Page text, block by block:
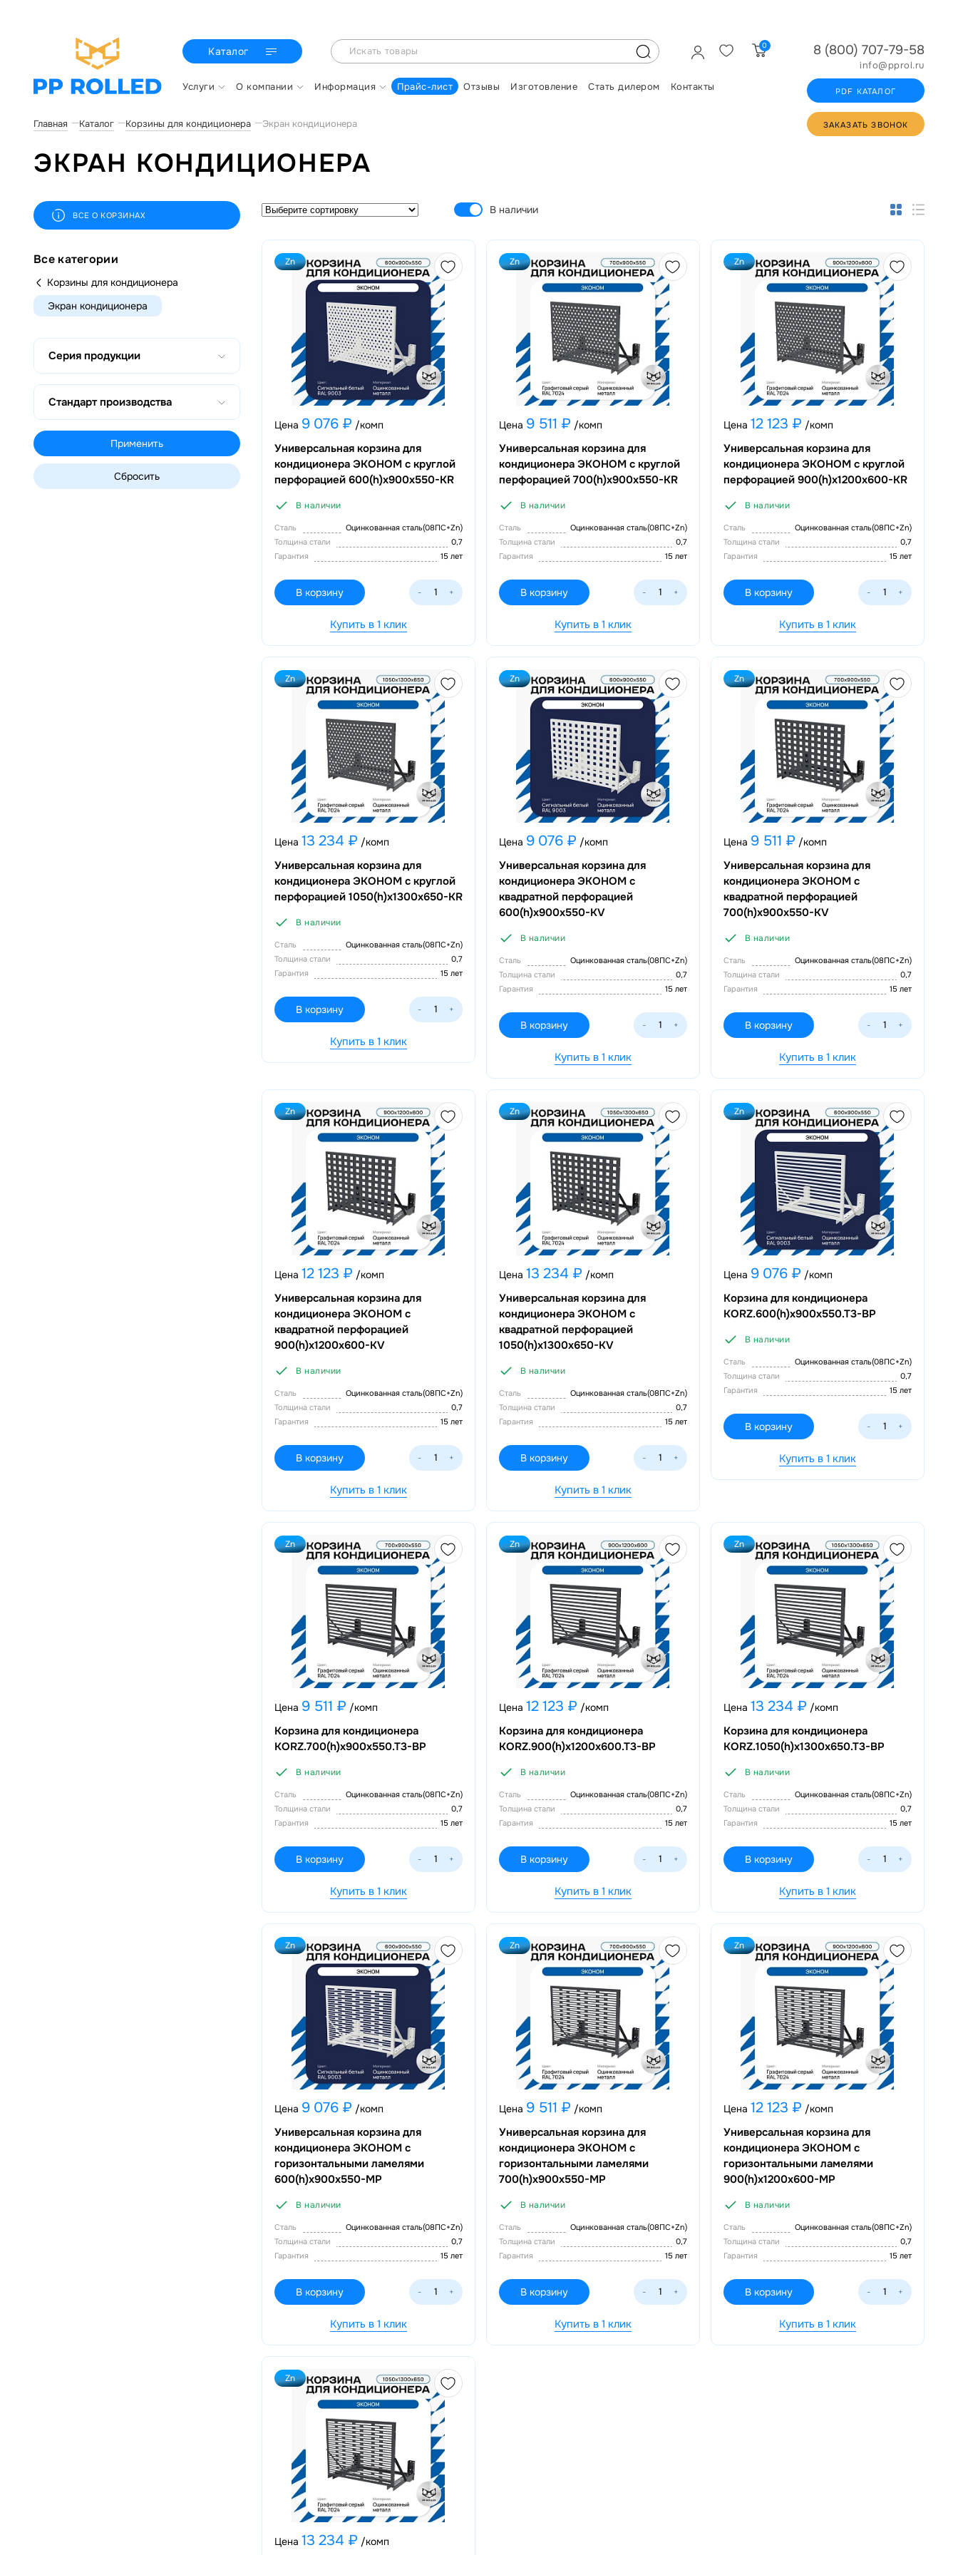
Каталог 0
Услуги О компании Информация Прайс-лист Отзывы Изготовление Стать дилером Контакты
8 (800) 707-79-58
info@pprol.ru
PDF КАТАЛОГ
Главная Каталог Корзины для кондиционера Экран кондиционера ЗАКАЗАТЬ ЗВОНОК
ЭКРАН КОНДИЦИОНЕРА
ВСЕ О КОРЗИНАХ
Все категории
Корзины для кондиционера
Экран кондиционера
Серия продукции
Стандарт производства
Применить
В наличии
Zn
Цена 9 076 ₽ /комп
Универсальная корзина для
кондиционера ЭКОНОМ с круглой
перфорацией 600(h)x900x550-KR
В наличии
Сталь
Оцинкованная сталь(08ПС+Zn)
Толщина стали
0,7
Гарантия
15 лет
В корзину - +
Купить в 1 клик
Zn
Цена 9 511 ₽ /комп
Универсальная корзина для
кондиционера ЭКОНОМ с круглой
перфорацией 700(h)x900x550-KR
В наличии
Сталь
Оцинкованная сталь(08ПС+Zn)
Толщина стали
0,7
Гарантия
15 лет
В корзину - +
Купить в 1 клик
Zn
Цена 12 123 ₽ /комп
Универсальная корзина для
кондиционера ЭКОНОМ с круглой
перфорацией 900(h)x1200x600-KR
В наличии
Сталь
Оцинкованная сталь(08ПС+Zn)
Толщина стали
0,7
Гарантия
15 лет
В корзину - +
Купить в 1 клик
Zn
Цена 13 234 ₽ /комп
Универсальная корзина для
кондиционера ЭКОНОМ с круглой
перфорацией 1050(h)x1300x650-KR
В наличии
Сталь
Оцинкованная сталь(08ПС+Zn)
Толщина стали
0,7
Гарантия
15 лет
В корзину - +
Купить в 1 клик
Zn
Цена 9 076 ₽ /комп
Универсальная корзина для
кондиционера ЭКОНОМ с
квадратной перфорацией
600(h)x900x550-KV
В наличии
Сталь
Оцинкованная сталь(08ПС+Zn)
Толщина стали
0,7
Гарантия
15 лет
В корзину - +
Купить в 1 клик
Zn
Цена 9 511 ₽ /комп
Универсальная корзина для
кондиционера ЭКОНОМ с
квадратной перфорацией
700(h)x900x550-KV
В наличии
Сталь
Оцинкованная сталь(08ПС+Zn)
Толщина стали
0,7
Гарантия
15 лет
В корзину - +
Купить в 1 клик
Zn
Цена 12 123 ₽ /комп
Универсальная корзина для
кондиционера ЭКОНОМ с
квадратной перфорацией
900(h)x1200x600-KV
В наличии
Сталь
Оцинкованная сталь(08ПС+Zn)
Толщина стали
0,7
Гарантия
15 лет
В корзину - +
Купить в 1 клик
Zn
Цена 13 234 ₽ /комп
Универсальная корзина для
кондиционера ЭКОНОМ с
квадратной перфорацией
1050(h)x1300x650-KV
В наличии
Сталь
Оцинкованная сталь(08ПС+Zn)
Толщина стали
0,7
Гарантия
15 лет
В корзину - +
Купить в 1 клик
Zn
Цена 9 076 ₽ /комп
Корзина для кондиционера
KORZ.600(h)x900x550.T3-ВР
В наличии
Сталь
Оцинкованная сталь(08ПС+Zn)
Толщина стали
0,7
Гарантия
15 лет
В корзину - +
Купить в 1 клик
Zn
Цена 9 511 ₽ /комп
Корзина для кондиционера
KORZ.700(h)x900x550.T3-ВР
В наличии
Сталь
Оцинкованная сталь(08ПС+Zn)
Толщина стали
0,7
Гарантия
15 лет
В корзину - +
Купить в 1 клик
Zn
Цена 12 123 ₽ /комп
Корзина для кондиционера
KORZ.900(h)x1200x600.T3-ВР
В наличии
Сталь
Оцинкованная сталь(08ПС+Zn)
Толщина стали
0,7
Гарантия
15 лет
В корзину - +
Купить в 1 клик
Zn
Цена 13 234 ₽ /комп
Корзина для кондиционера
KORZ.1050(h)x1300x650.T3-BP
В наличии
Сталь
Оцинкованная сталь(08ПС+Zn)
Толщина стали
0,7
Гарантия
15 лет
В корзину - +
Купить в 1 клик
Zn
Цена 9 076 ₽ /комп
Универсальная корзина для
кондиционера ЭКОНОМ с
горизонтальными ламелями
600(h)x900x550-MP
В наличии
Сталь
Оцинкованная сталь(08ПС+Zn)
Толщина стали
0,7
Гарантия
15 лет
В корзину - +
Купить в 1 клик
Zn
Цена 9 511 ₽ /комп
Универсальная корзина для
кондиционера ЭКОНОМ с
горизонтальными ламелями
700(h)x900x550-MP
В наличии
Сталь
Оцинкованная сталь(08ПС+Zn)
Толщина стали
0,7
Гарантия
15 лет
В корзину - +
Купить в 1 клик
Zn
Цена 12 123 ₽ /комп
Универсальная корзина для
кондиционера ЭКОНОМ с
горизонтальными ламелями
900(h)x1200x600-MP
В наличии
Сталь
Оцинкованная сталь(08ПС+Zn)
Толщина стали
0,7
Гарантия
15 лет
В корзину - +
Купить в 1 клик
Zn
Цена 13 234 ₽ /комп